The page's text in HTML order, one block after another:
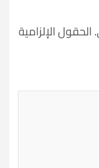
الحقول الإلزامية